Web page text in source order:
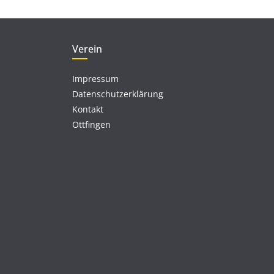
Verein
Impressum
Datenschutzerklärung
Kontakt
Ottfingen